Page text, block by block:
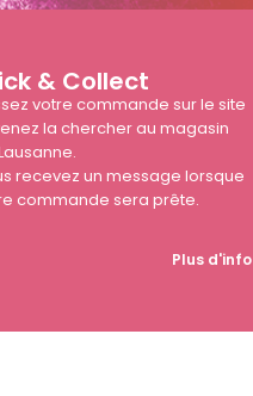
& Collect
votre commande sur le site
la chercher au magasin
recevez un message lorsque
commande sera prête.
Plus d'info